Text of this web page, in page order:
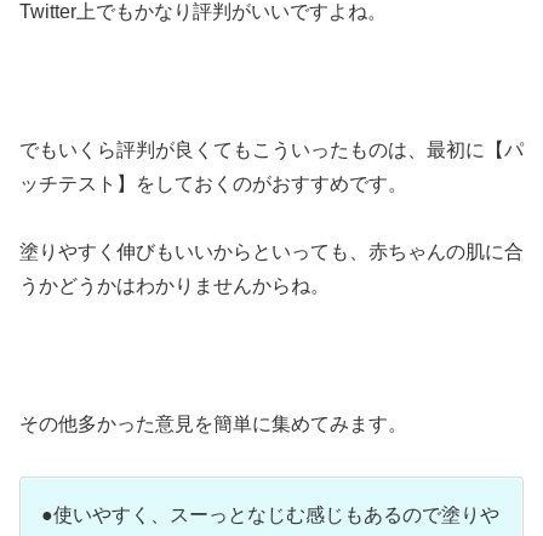
Twitter上でもかなり評判がいいですよね。
でもいくら評判が良くてもこういったものは、最初に【パ
ッチテスト】をしておくのがおすすめです。
塗りやすく伸びもいいからといっても、赤ちゃんの肌に合
うかどうかはわかりませんからね。
その他多かった意見を簡単に集めてみます。
●使いやすく、スーっとなじむ感じもあるので塗りや